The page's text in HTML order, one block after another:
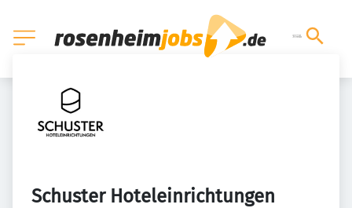
Schuster Hoteleinrichtungen